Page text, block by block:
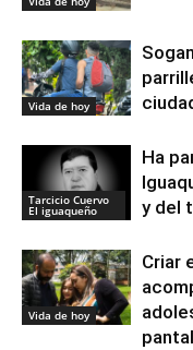
Vida de hoy
Tarcicio Cuervo
El iguaqueño
Ha
y del
Vida de hoy
Criar